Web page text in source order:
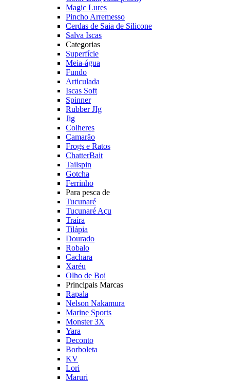
Magic Lures
Pincho Arremesso
Cerdas de Saia de Silicone
Salva Iscas
Categorias
Superfície
Meia-água
Fundo
Articulada
Iscas Soft
Spinner
Rubber JIg
Jig
Colheres
Camarão
Frogs e Ratos
ChatterBait
Tailspin
Gotcha
Ferrinho
Para pesca de
Tucunaré
Tucunaré Açu
Traíra
Tilápia
Dourado
Robalo
Cachara
Xaréu
Olho de Boi
Principais Marcas
Rapala
Nelson Nakamura
Marine Sports
Monster 3X
Yara
Deconto
Borboleta
KV
Lori
Maruri